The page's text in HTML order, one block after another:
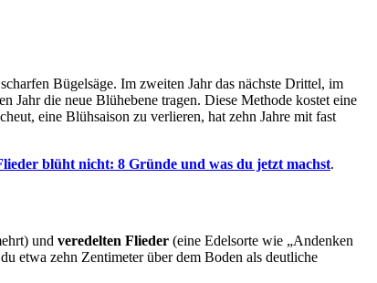
Bügelsäge. Im zweiten Jahr das nächste Drittel, im
die neue Blühebene tragen. Diese Methode kostet eine
eine Blühsaison zu verlieren, hat zehn Jahre mit fast
blüht nicht: 8 Gründe und was du jetzt machst.
und veredelten Flieder (eine Edelsorte wie „Andenken
etwa zehn Zentimeter über dem Boden als deutliche